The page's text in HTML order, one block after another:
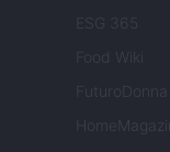
ESG 365
Food Wiki
FuturoDonna